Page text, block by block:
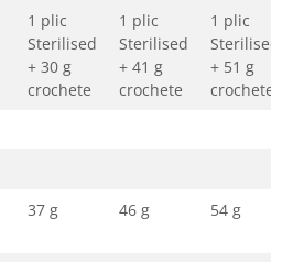
1 plic
Sterilised
+ 30 g
crochete
1 plic
Sterilised
+ 41 g
crochete
1 plic
Sterilised
+ 51 g
crochete
37 g 46 g 54 g